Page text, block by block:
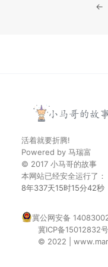
←
活着就要折腾!
Powered by 马瑞富
© 2017 小马哥的故事
本网站已经安全运行了：
8年337天15时15分43秒
冀公网安备
冀ICP备15012832号
© 2022 |